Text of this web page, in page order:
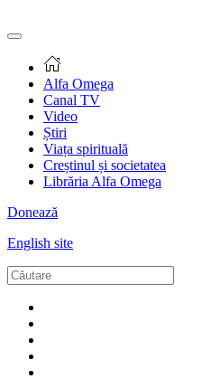
Alfa Omega
Canal TV
Video
Știri
Viața spirituală
Creștinul și societatea
Librăria Alfa Omega
Donează
English site